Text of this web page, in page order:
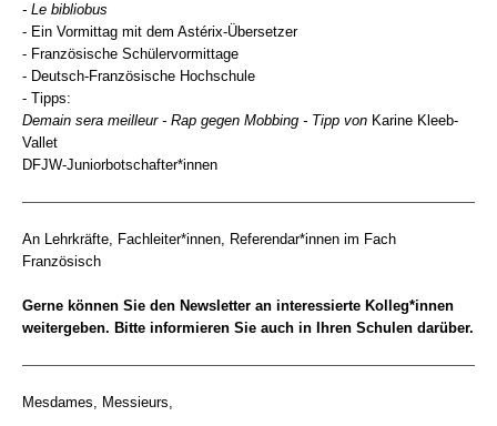
- Le bibliobus
- Ein Vormittag mit dem Astérix-Übersetzer
- Französische Schülervormittage
- Deutsch-Französische Hochschule
- Tipps:
Demain sera meilleur - Rap gegen Mobbing - Tipp von Karine Kleeb-
Vallet
DFJW-Juniorbotschafter*innen
An Lehrkräfte, Fachleiter*innen, Referendar*innen im Fach
Französisch
Gerne können Sie den Newsletter an interessierte Kolleg*innen
weitergeben. Bitte informieren Sie auch in Ihren Schulen darüber.
Mesdames, Messieurs,